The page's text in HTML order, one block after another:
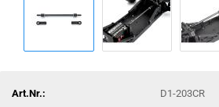
Art.Nr.:
D1-203CR